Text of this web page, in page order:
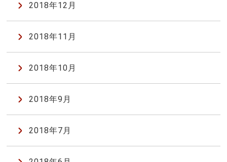
2018年12月
2018年11月
2018年10月
2018年9月
2018年7月